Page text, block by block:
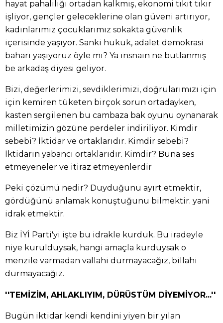
hayat pahalılığı ortadan kalkmış, ekonomi tıkıt tıkır
işliyor, gençler geleceklerine olan güveni artırıyor,
kadınlarımız çocuklarımız sokakta güvenlik
içerisinde yaşıyor. Sanki hukuk, adalet demokrasi
baharı yaşıyoruz öyle mi? Ya insnaın ne butlanmış
be arkadaş diyesi geliyor.
Bizi, değerlerimizi, sevdiklerimizi, doğrularımızı için
için kemiren tüketen birçok sorun ortadayken,
kasten sergilenen bu cambaza bak oyunu oynanarak
milletimizin gözüne perdeler indiriliyor. Kimdir
sebebi? İktidar ve ortaklarıdır. Kimdir sebebi?
İktidarın yabancı ortaklarıdır. Kimdir? Buna ses
etmeyeneler ve itiraz etmeyenlerdir
Peki çözümü nedir? Duyduğunu ayırt etmektir,
gördüğünü anlamak konuştuğunu bilmektir. yani
idrak etmektir.
Biz İYİ Parti'yi işte bu idrakle kurduk. Bu iradeyle
niye kurulduysak, hangi amaçla kurduysak o
menzile varmadan vallahi durmayacağız, billahi
durmayacağız.
''TEMİZİM, AHLAKLIYIM, DÜRÜSTÜM DİYEMİYOR...''
Bugün iktidar kendi kendini yiyen bir yılan